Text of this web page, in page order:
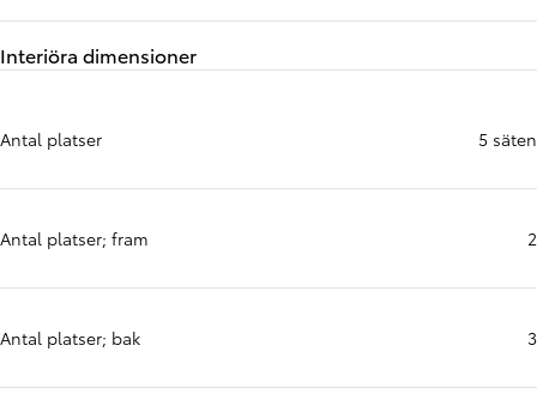
Interiöra dimensioner
Antal platser 5 säten
Antal platser; fram 2
Antal platser; bak 3